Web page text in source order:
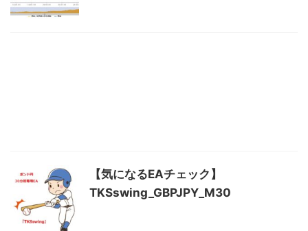
【気になるEAチェック】
TKSswing_GBPJPY_M30